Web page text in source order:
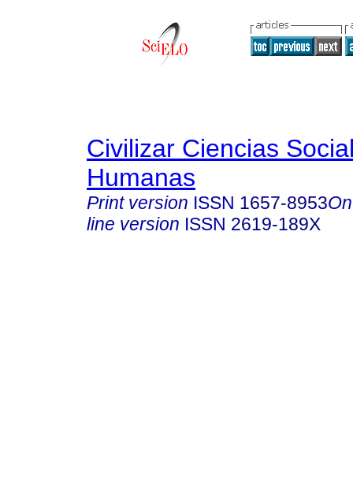
Civilizar Ciencias
Humanas
Print version ISSN 1657-8953
line version ISSN 2619-189X